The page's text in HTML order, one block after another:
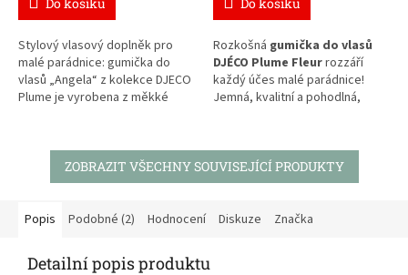
Stylový vlasový doplněk pro
malé parádnice: gumička do
vlasů „Angela“ z kolekce DJECO
Plume je vyrobena z měkké
štítkem. Dobře drží a je šetrná k
dětským vlasům – skvěle se
hodí pro běžné nošení i
Rozkošná gumička do vlasů
DJÉCO Plume Fleurrozzáří
každý účes malé parádnice!
Jemná, kvalitní a pohodlná,
Objevte další doplňky z kolekce
DJÉCO Plume– sponky,
které ladí s gumičkami Fleur i
ZOBRAZIT VŠECHNY SOUVISEJÍCÍ PRODUKTY
Popis Podobné (2) Hodnocení Diskuze Značka
Detailní popis produktu